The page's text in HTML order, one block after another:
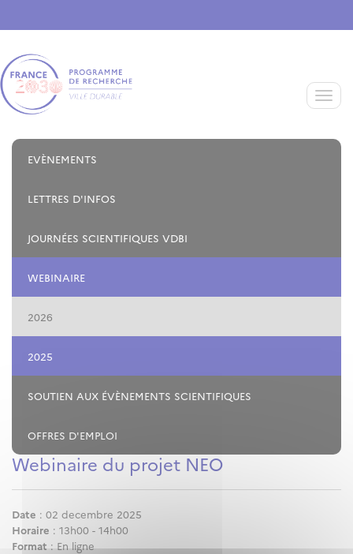
EVÈNEMENTS
LETTRES D'INFOS
JOURNÉES SCIENTIFIQUES VDBI
WEBINAIRE
2026
2025
SOUTIEN AUX ÉVÈNEMENTS SCIENTIFIQUES
OFFRES D'EMPLOI
Webinaire du projet NEO
Date : 02 decembre 2025
Horaire : 13h00 - 14h00
Format : En ligne